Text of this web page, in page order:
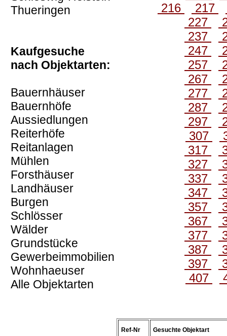
Thueringen
Kaufgesuche
nach Objektarten:
Bauernhäuser
Bauernhöfe
Aussiedlungen
Reiterhöfe
Reitanlagen
Mühlen
Forsthäuser
Landhäuser
Burgen
Schlösser
Wälder
Grundstücke
Gewerbeimmobilien
Wohnhaeuser
Alle Objektarten
216
217
227
237
247
257
267
277
287
297
307
317
327
337
347
357
367
377
387
397
407
Ref-Nr Gesuchte Objektart